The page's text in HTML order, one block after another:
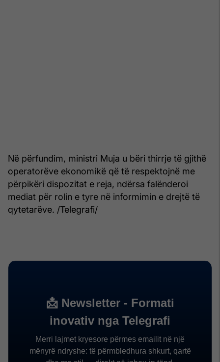
Në përfundim, ministri Muja u bëri thirrje të gjithë
operatorëve ekonomikë që të respektojnë me
përpikëri dispozitat e reja, ndërsa falënderoi
mediat për rolin e tyre në informimin e drejtë të
qytetarëve. /Telegrafi/